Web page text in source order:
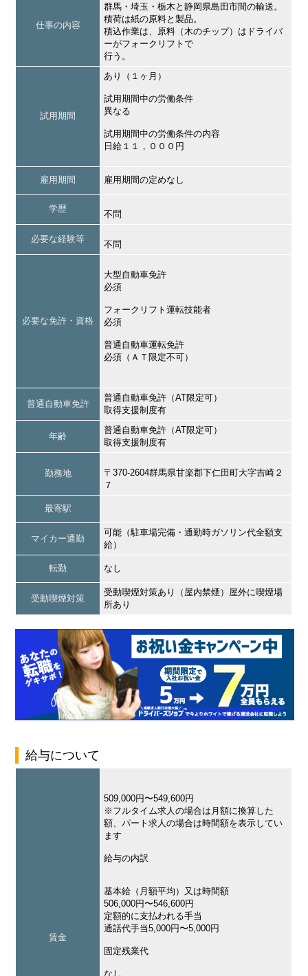
仕事の内容
群馬・埼玉・栃木と静岡県島田市間の輸送。
積荷は紙の原料と製品。
積込作業は、原料（木のチップ）はドライバ
ーがフォークリフトで
行う。
試用期間
あり（１ヶ月）
試用期間中の労働条件
異なる
試用期間中の労働条件の内容
日給１１，０００円
雇用期間 雇用期間の定めなし
学歴
不問
必要な経験等
不問
必要な免許・資格
大型自動車免許
必須
フォークリフト運転技能者
必須
普通自動車運転免許
必須（ＡＴ限定不可）
普通自動車免許
普通自動車免許（AT限定可）
取得支援制度有
年齢
普通自動車免許（AT限定可）
取得支援制度有
勤務地
〒370-2604群馬県甘楽郡下仁田町大字吉崎２
７
最寄駅
マイカー通勤
可能（駐車場完備・通勤時ガソリン代全額支
給）
転勤 なし
受動喫煙対策
受動喫煙対策あり（屋内禁煙）屋外に喫煙場
所あり
給与について
賃金
509,000円〜549,600円
※フルタイム求人の場合は月額に換算した
額、パート求人の場合は時間額を表示してい
ます
給与の内訳
基本給（月額平均）又は時間額
506,000円〜546,600円
定額的に支払われる手当
通話代手当5,000円〜5,000円
固定残業代
なし